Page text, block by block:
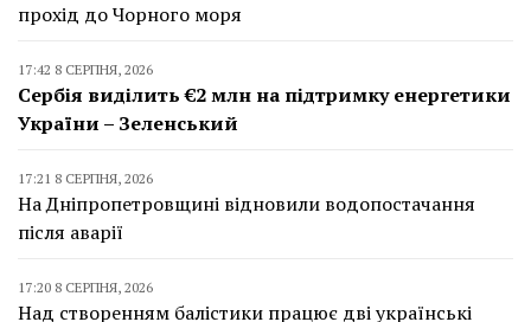
прохід до Чорного моря
17:42 8 СЕРПНЯ, 2026
Сербія виділить €2 млн на підтримку енергетики
України – Зеленський
17:21 8 СЕРПНЯ, 2026
На Дніпропетровщині відновили водопостачання
після аварії
17:20 8 СЕРПНЯ, 2026
Над створенням балістики працює дві українські